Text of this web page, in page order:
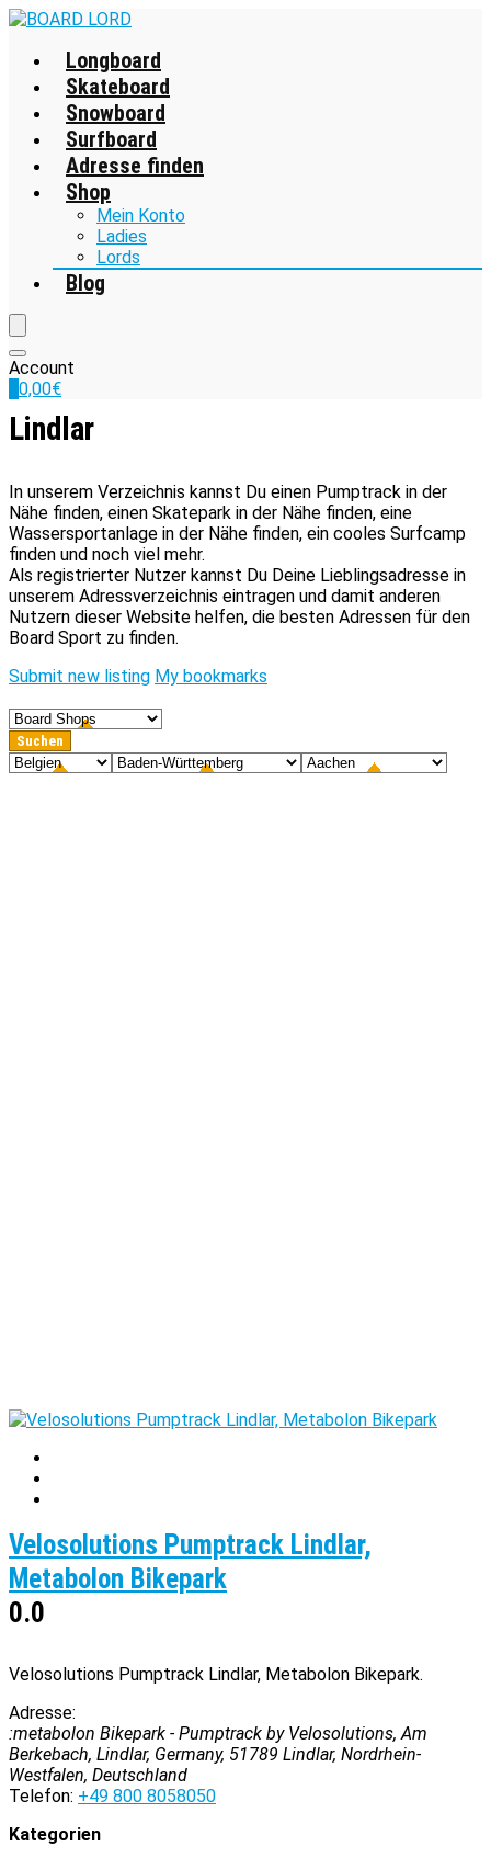
Longboard
Skateboard
Snowboard
Surfboard
Adresse finden
Shop
Mein Konto
Ladies
Lords
Blog
Account
0,00€
Lindlar
In unserem Verzeichnis kannst Du einen Pumptrack in der
Nähe finden, einen Skatepark in der Nähe finden, eine
Wassersportanlage in der Nähe finden, ein cooles Surfcamp
finden und noch viel mehr.
Als registrierter Nutzer kannst Du Deine Lieblingsadresse in
unserem Adressverzeichnis eintragen und damit anderen
Nutzern dieser Website helfen, die besten Adressen für den
Board Sport zu finden.
Submit new listing My bookmarks
Velosolutions Pumptrack Lindlar,
Metabolon Bikepark
0.0
Velosolutions Pumptrack Lindlar, Metabolon Bikepark.
Adresse:
:metabolon Bikepark - Pumptrack by Velosolutions, Am
Berkebach, Lindlar, Germany, 51789 Lindlar, Nordrhein-
Westfalen, Deutschland
Telefon: +49 800 8058050
Kategorien